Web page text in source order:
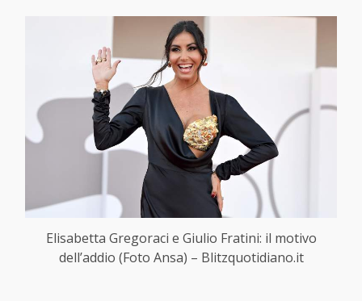
Elisabetta Gregoraci e Giulio Fratini: il motivo
dell’addio (Foto Ansa) – Blitzquotidiano.it